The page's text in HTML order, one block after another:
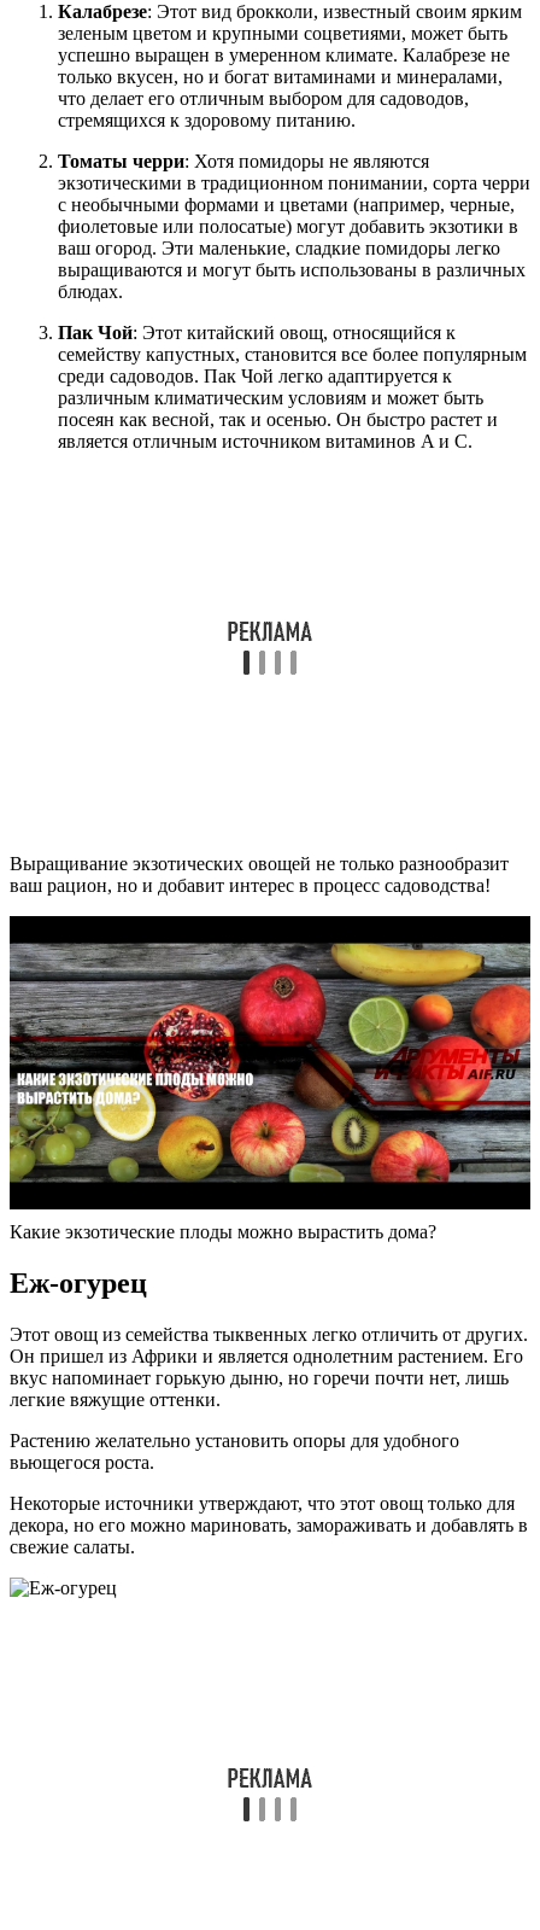
Калабрезе: Этот вид брокколи, известный своим ярким
зеленым цветом и крупными соцветиями, может быть
успешно выращен в умеренном климате. Калабрезе не
только вкусен, но и богат витаминами и минералами,
что делает его отличным выбором для садоводов,
стремящихся к здоровому питанию.
Томаты черри: Хотя помидоры не являются
экзотическими в традиционном понимании, сорта черри
с необычными формами и цветами (например, черные,
фиолетовые или полосатые) могут добавить экзотики в
ваш огород. Эти маленькие, сладкие помидоры легко
выращиваются и могут быть использованы в различных
блюдах.
Пак Чой: Этот китайский овощ, относящийся к
семейству капустных, становится все более популярным
среди садоводов. Пак Чой легко адаптируется к
различным климатическим условиям и может быть
посеян как весной, так и осенью. Он быстро растет и
является отличным источником витаминов A и C.
Выращивание экзотических овощей не только разнообразит
ваш рацион, но и добавит интерес в процесс садоводства!
Какие экзотические плоды можно вырастить дома?
Еж-огурец
Этот овощ из семейства тыквенных легко отличить от других.
Он пришел из Африки и является однолетним растением. Его
вкус напоминает горькую дыню, но горечи почти нет, лишь
легкие вяжущие оттенки.
Растению желательно установить опоры для удобного
вьющегося роста.
Некоторые источники утверждают, что этот овощ только для
декора, но его можно мариновать, замораживать и добавлять в
свежие салаты.